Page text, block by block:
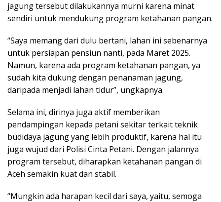
jagung tersebut dilakukannya murni karena minat
sendiri untuk mendukung program ketahanan pangan.
“Saya memang dari dulu bertani, lahan ini sebenarnya
untuk persiapan pensiun nanti, pada Maret 2025.
Namun, karena ada program ketahanan pangan, ya
sudah kita dukung dengan penanaman jagung,
daripada menjadi lahan tidur”, ungkapnya.
Selama ini, dirinya juga aktif memberikan
pendampingan kepada petani sekitar terkait teknik
budidaya jagung yang lebih produktif, karena hal itu
juga wujud dari Polisi Cinta Petani. Dengan jalannya
program tersebut, diharapkan ketahanan pangan di
Aceh semakin kuat dan stabil.
“Mungkin ada harapan kecil dari saya, yaitu, semoga